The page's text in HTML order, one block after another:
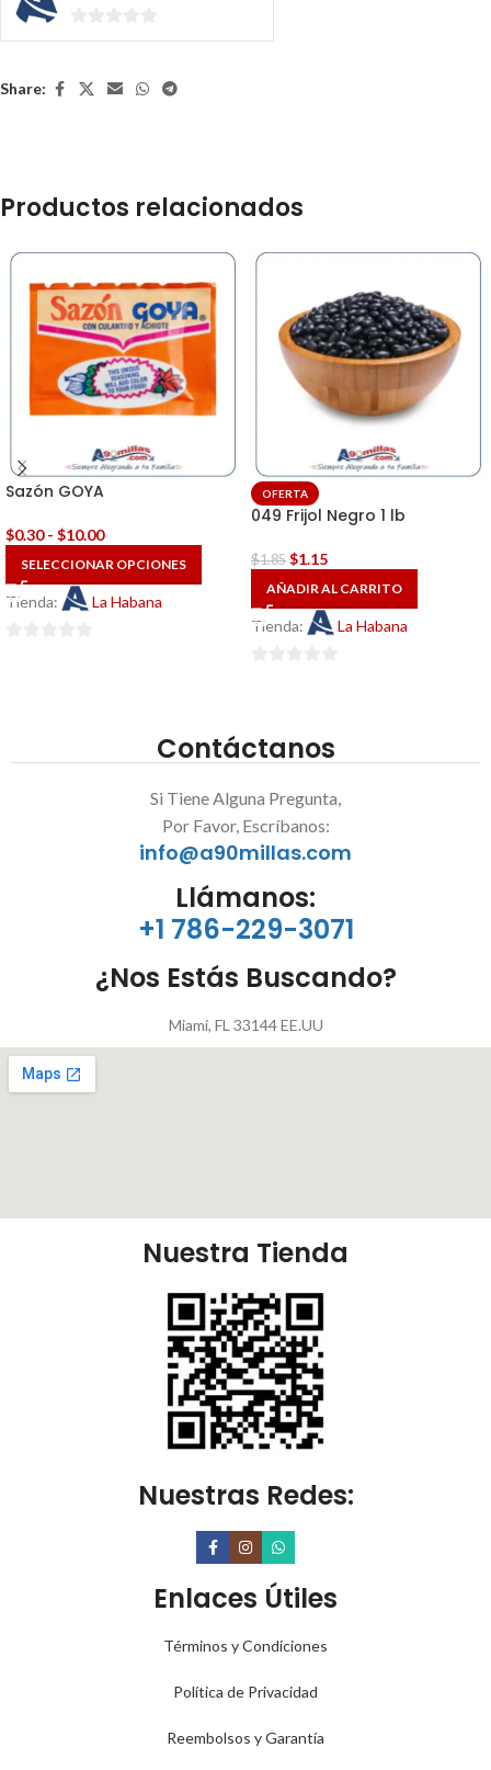
0
Share:
Productos relacionados
Sazón GOYA
$0.30 - $10.00
SELECCIONAR OPCIONES
Tienda: La Habana
OFERTA
049 Frijol Negro 1 lb
$1.85 $1.15
AÑADIR AL CARRITO
Tienda: La Habana
Contáctanos
Si Tiene Alguna Pregunta,
Por Favor, Escríbanos:
info@a90millas.com
Llámanos:
+1 786-229-3071
¿Nos Estás Buscando?
Miami, FL 33144 EE.UU
Nuestra Tienda
Nuestras Redes:
Enlaces Útiles
Términos y Condiciones
Política de Privacidad
Reembolsos y Garantía